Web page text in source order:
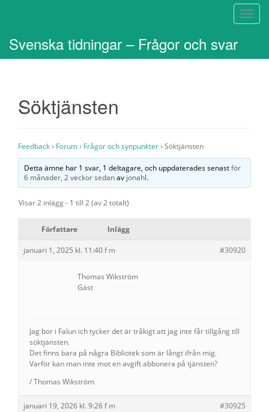
S
p
Svenska tidningar – Frågor och svar
Söktjänsten
Feedback› Forum› Frågor och synpunkter› Söktjänsten
Detta ämne har 1 svar, 1 deltagare, och uppdaterades senastför
6 månader, 2 veckor sedanav jonahl.
Visar 2 inlägg - 1 till 2 (av 2 totalt)
Författare Inlägg
januari 1, 2025 kl. 11:40 f m #30920
Thomas Wikström
Gäst
Jag bor i Falun ich tycker det är tråkigt att jag inte får tillgång till
söktjänsten.
Det finns bara på några Bibliotek som är långt ifrån mig.
Varför kan man inte mot en avgift abbonera på tjänsten?
/ Thomas Wikström
januari 19, 2026 kl. 9:26 f m #30925